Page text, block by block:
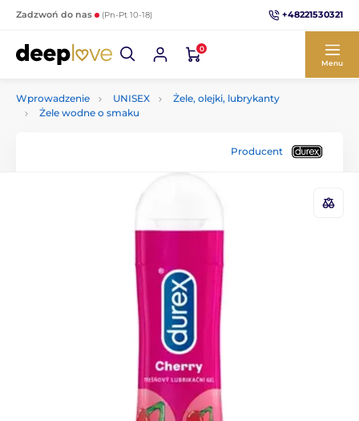
Zadzwoń do nas (Pn-Pt 10-18) +48221530321
0
Menu
Wprowadzenie UNISEX
Żele, olejki, lubrykanty
Żele wodne o smaku
Producent